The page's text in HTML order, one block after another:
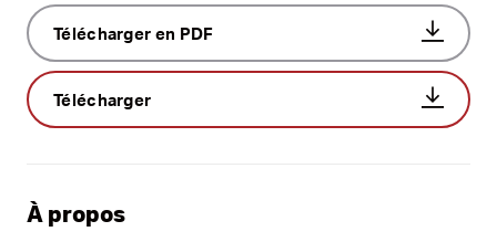
Télécharger en PDF
Télécharger
À propos